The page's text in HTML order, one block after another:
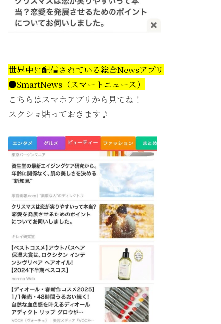
世界中に配信されている総合Newsアプリ
●SmartNews（スマートニュース）
こちらはスマホアプリから見てね！
スクショ貼っておきます♪